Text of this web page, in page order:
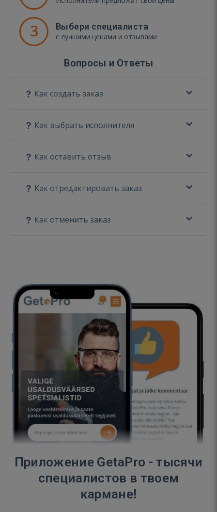
3 Выбери специалиста
с лучшими ценами и отзывами
Вопросы и Ответы
Как создать заказ
Как выбрать исполнителя
Как оставить отзыв
Как отредактировать заказ
Как отменить заказ
Приложение GetaPro - тысячи
специалистов в твоем
кармане!